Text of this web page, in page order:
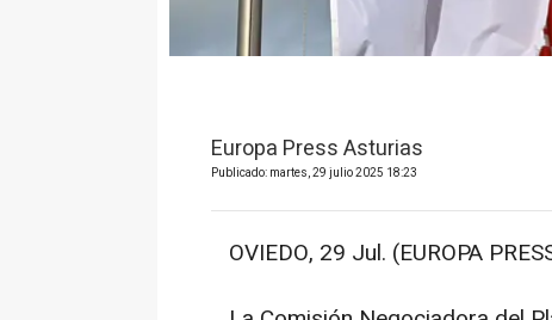
Europa Press Asturias
Publicado: martes, 29 julio 2025 18:23
OVIEDO, 29 Jul. (EUROPA